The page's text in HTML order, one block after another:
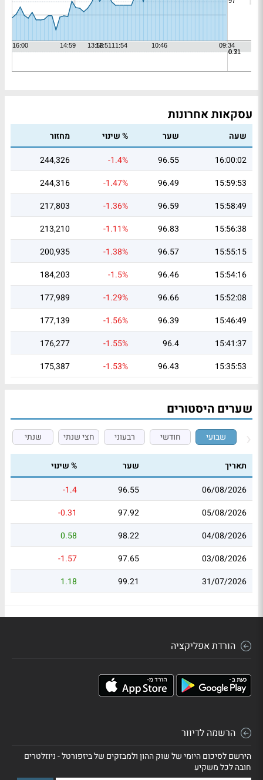
עסקאות אחרונות
שעה שער % שינוי
מחזור
16:00:02
96.55
-1.4%
244,326
15:59:53
96.49
-1.47%
244,316
15:58:49
96.59
-1.36%
217,803
15:56:38
96.83
-1.11%
213,210
15:55:15
96.57
-1.38%
200,935
15:54:16
96.46
-1.5%
184,203
15:52:08
96.66
-1.29%
177,989
15:46:49
96.39
-1.56%
177,139
15:41:37
96.4
-1.55%
176,277
15:35:53
96.43
-1.53%
175,387
שערים היסטורים
שבועי חודשי רבעוני חצי שנתי שנתי
תאריך שער
% שינוי
06/08/2026
96.55
-1.4
05/08/2026
97.92
-0.31
04/08/2026
98.22
0.58
03/08/2026
97.65
-1.57
31/07/2026
99.21
1.18
הורדת אפליקציה
הרשמה לדיוור
הירשם לסיכום היומי של שוק ההון ולמבזקים של ביזפורטל - ניוזלטרים
חובה לכל משקיע